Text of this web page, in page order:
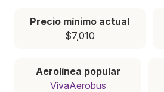
Precio mínimo actual
$7,010
Aerolínea popular
VivaAerobus